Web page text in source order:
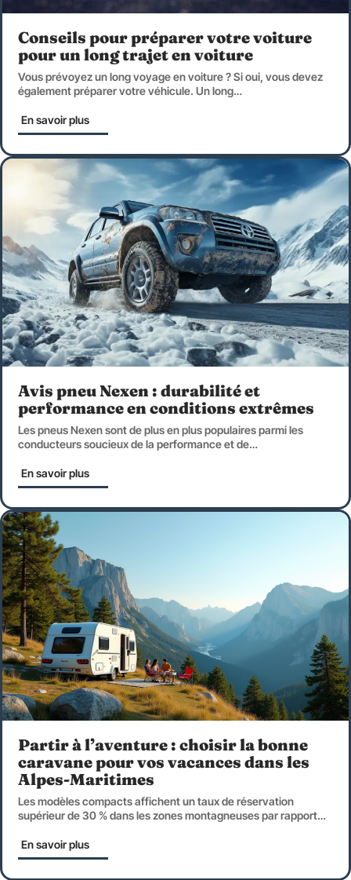
Conseils pour préparer votre voiture
pour un long trajet en voiture
Vous prévoyez un long voyage en voiture ? Si oui, vous devez
également préparer votre véhicule. Un long…
En savoir plus
Avis pneu Nexen : durabilité et
performance en conditions extrêmes
Les pneus Nexen sont de plus en plus populaires parmi les
conducteurs soucieux de la performance et de…
En savoir plus
Partir à l’aventure : choisir la bonne
caravane pour vos vacances dans les
Alpes-Maritimes
Les modèles compacts affichent un taux de réservation
supérieur de 30 % dans les zones montagneuses par rapport…
En savoir plus